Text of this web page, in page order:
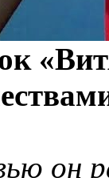
он